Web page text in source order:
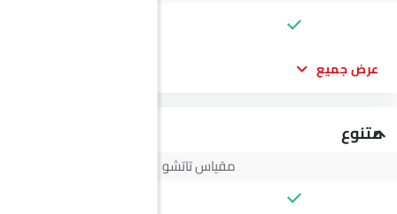
عرض جميع
متنوع
مقياس تاتشو